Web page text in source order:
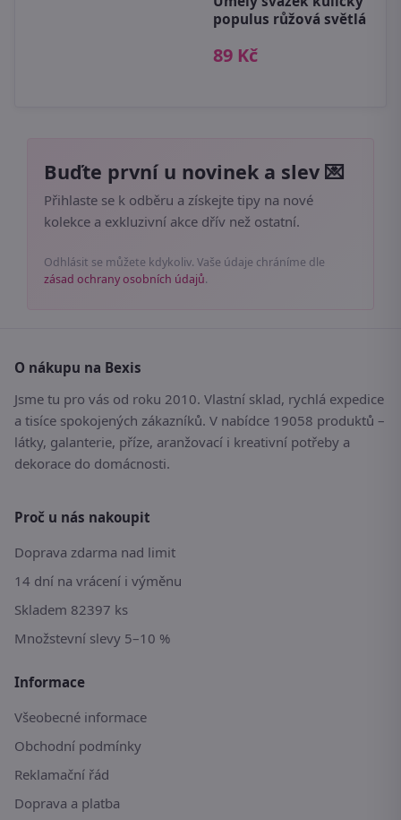
populus růžová světlá
89 Kč
Buďte první u novinek a slev 💌
Přihlaste se k odběru a získejte tipy na nové
kolekce a exkluzivní akce dřív než ostatní.
Odhlásit se můžete kdykoliv. Vaše údaje chráníme dle
zásad ochrany osobních údajů.
O nákupu na Bexis
Jsme tu pro vás od roku 2010. Vlastní sklad, rychlá expedice
a tisíce spokojených zákazníků. V nabídce 19058 produktů –
látky, galanterie, příze, aranžovací i kreativní potřeby a
dekorace do domácnosti.
Proč u nás nakoupit
Doprava zdarma nad limit
14 dní na vrácení i výměnu
Skladem 82397 ks
Množstevní slevy 5–10 %
Informace
Všeobecné informace
Obchodní podmínky
Reklamační řád
Doprava a platba